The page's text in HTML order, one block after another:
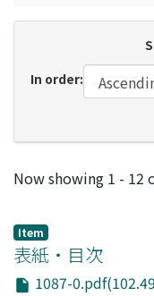
In order:
Recent
Now showing 1 - 12
Item
表紙・目次
1087-